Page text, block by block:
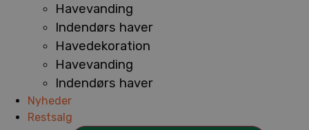
Havevanding
Indendørs haver
Havedekoration
Havevanding
Indendørs haver
Nyheder
Restsalg